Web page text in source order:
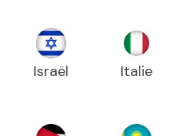
Israël Italie